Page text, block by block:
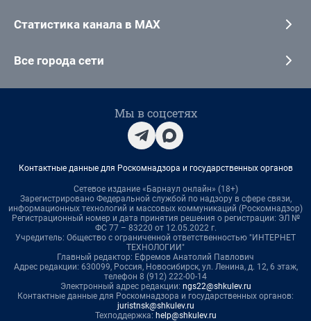
Статистика канала в MAX
Все города сети
Мы в соцсетях
Контактные данные для Роскомнадзора и государственных органов
Сетевое издание «Барнаул онлайн» (18+)
Зарегистрировано Федеральной службой по надзору в сфере связи,
информационных технологий и массовых коммуникаций (Роскомнадзор)
Регистрационный номер и дата принятия решения о регистрации: ЭЛ №
ФС 77 – 83220 от 12.05.2022 г.
Учредитель: Общество с ограниченной ответственностью "ИНТЕРНЕТ
ТЕХНОЛОГИИ"
Главный редактор: Ефремов Анатолий Павлович
Адрес редакции: 630099, Россия, Новосибирск, ул. Ленина, д. 12, 6 этаж,
телефон 8 (912) 222-00-14
Электронный адрес редакции: ngs22@shkulev.ru
Контактные данные для Роскомнадзора и государственных органов:
juristnsk@shkulev.ru
Техподдержка: help@shkulev.ru